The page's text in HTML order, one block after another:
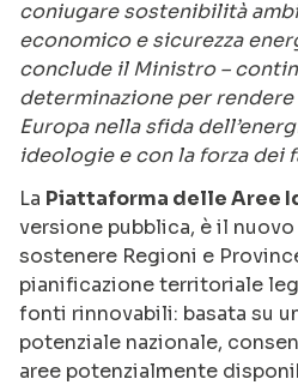
coniugare sostenibilità
economico e sicurezza
conclude il Ministro –
determinazione per
Europa nella sfida
ideologie e con la forza dei
La Piattaforma delle Aree
versione pubblica, è il
sostenere Regioni e
pianificazione territoriale
fonti rinnovabili: basata su
potenziale nazionale,
aree potenzialmente